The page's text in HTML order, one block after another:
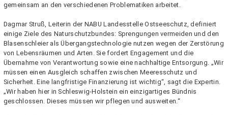
gemeinsam an den verschiedenen Problematiken arbeitet.
Dagmar Struß, Leiterin der NABU Landesstelle Ostseeschutz, definiert
einige Ziele des Naturschutzbundes: Sprengungen vermeiden und den
Blasenschleier als Übergangstechnologie nutzen wegen der Zerstörung
von Lebensräumen und Arten. Sie fordert Engagement und die
Übernahme von Verantwortung sowie eine nachhaltige Entsorgung. „Wir
müssen einen Ausgleich schaffen zwischen Meeresschutz und
Sicherheit. Eine langfristige Finanzierung ist wichtig“, sagt die Expertin.
„Wir haben hier in Schleswig-Holstein ein einzigartiges Bündnis
geschlossen. Dieses müssen wir pflegen und ausweiten.“